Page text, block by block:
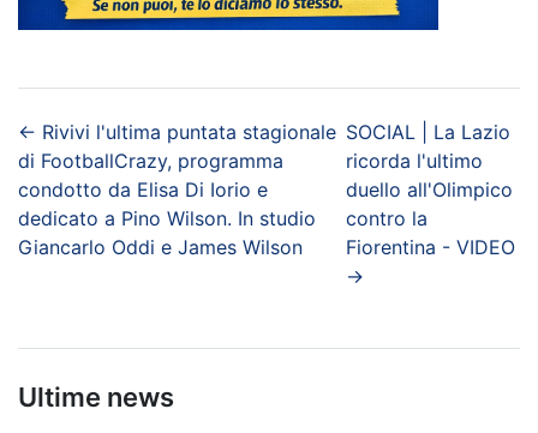
← Rivivi l'ultima puntata stagionale
di FootballCrazy, programma
condotto da Elisa Di Iorio e
dedicato a Pino Wilson. In studio
Giancarlo Oddi e James Wilson
SOCIAL | La Lazio
ricorda l'ultimo
duello all'Olimpico
contro la
Fiorentina - VIDEO
→
Ultime news